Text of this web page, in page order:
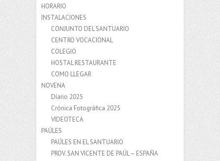
HORARIO
INSTALACIONES
CONJUNTO DEL SANTUARIO
CENTRO VOCACIONAL
COLEGIO
HOSTAL RESTAURANTE
COMO LLEGAR
NOVENA
Díario 2025
Crónica Fotográfica 2025
VIDEOTECA
PAÚLES
PAÚLES EN EL SANTUARIO
PROV. SAN VICENTE DE PAÚL – ESPAÑA